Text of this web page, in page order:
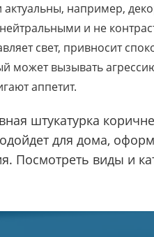
актуальны, например,
и не
свет, привносит
может вызывать
аппетит.
штукатурка
для дома,
Посмотреть виды и